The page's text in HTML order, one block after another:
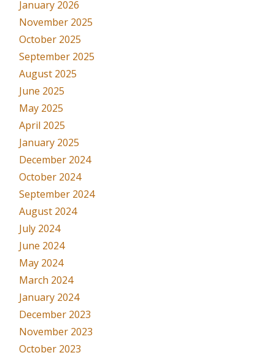
January 2026
November 2025
October 2025
September 2025
August 2025
June 2025
May 2025
April 2025
January 2025
December 2024
October 2024
September 2024
August 2024
July 2024
June 2024
May 2024
March 2024
January 2024
December 2023
November 2023
October 2023